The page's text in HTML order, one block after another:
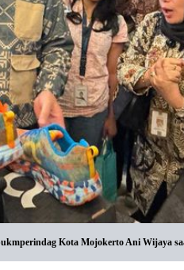
Kota Mojokerto Ani Wijaya